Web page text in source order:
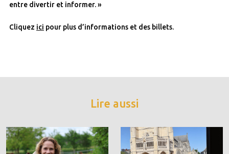
entre divertir et informer. »
Cliquez ici pour plus d’informations et des billets.
Lire aussi